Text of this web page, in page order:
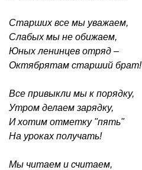
Старших все мы уважаем,
Слабых мы не обижаем,
Юных ленинцев отряд –
Октябрятам старший брат!
Все привыкли мы к порядку,
Утром делаем зарядку,
И хотим отметку "пять"
На уроках получать!
Мы читаем и считаем,